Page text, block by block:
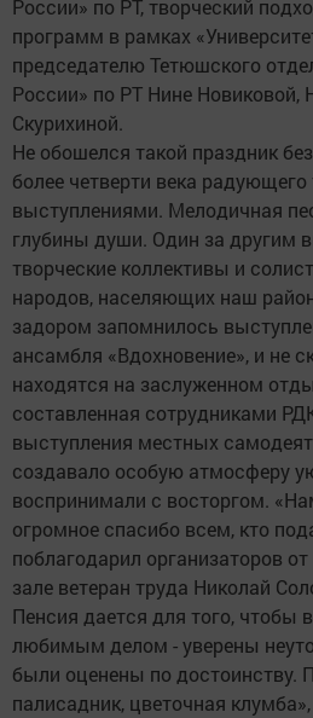
России» по РТ, творческий
программ в рамках
председателю Тетюшского
России» по РТ Нине Новиковой,
Скурихиной.
Не обошелся такой праздник
более четверти века
выступлениями. Мелодичная
глубины души. Один за другим
творческие коллективы и
народов, населяющих наш
задором запомнилось
ансамбля «Вдохновение», и не
находятся на заслуженном
составленная сотрудниками
выступления местных
создавало особую атмосферу
воспринимали с восторгом.
огромное спасибо всем, кто
поблагодарил организаторов
зале ветеран труда Николай
Пенсия дается для того, чтобы
любимым делом - уверены
были оценены по достоинству.
палисадник, цветочная